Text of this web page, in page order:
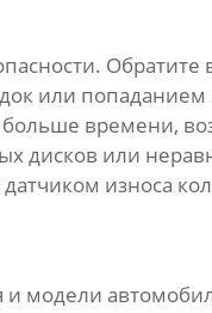
или
больше времени,
дисков или
износа
и модели